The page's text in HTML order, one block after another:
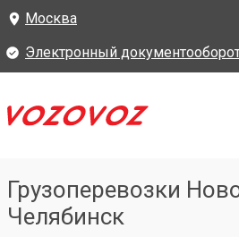
Москва
Электронный
Грузоперевозки
Челябинск